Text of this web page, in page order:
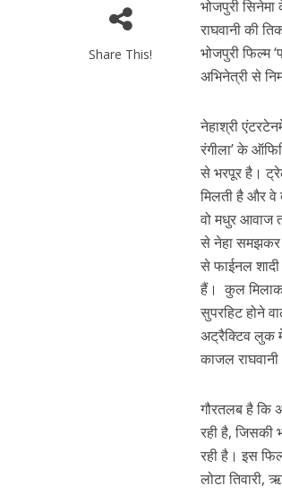
Share This!
p
भोजपुरी
राघवानी की
भोजपुरी फिल्म
अभिनेत्री से
नेहाश्री
रंगीला’ के
से भरपूर है।
मिलती है और वे
वो मधुर आवाज
से नेहा समझकर
से फाईनल शादी
हैं। कुल
सुपरहिट होने
अट्रैक्टिव लुक में
काजल
गौरतलब है कि
रही है, जिसकी
रही है। इस
लोटा तिवारी,